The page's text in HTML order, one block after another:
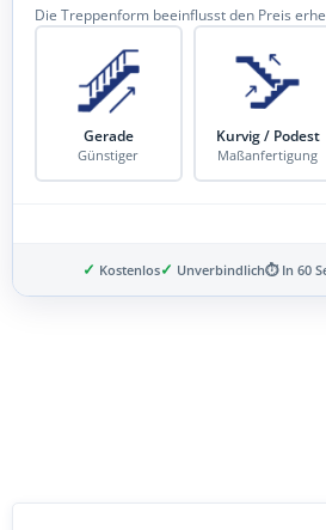
Die Treppenform beeinflusst den Preis
Gerade
Günstiger
Kurvig / Podest
Maßanfertigung
✓ Kostenlos✓ Unverbindlich⏱ In 60